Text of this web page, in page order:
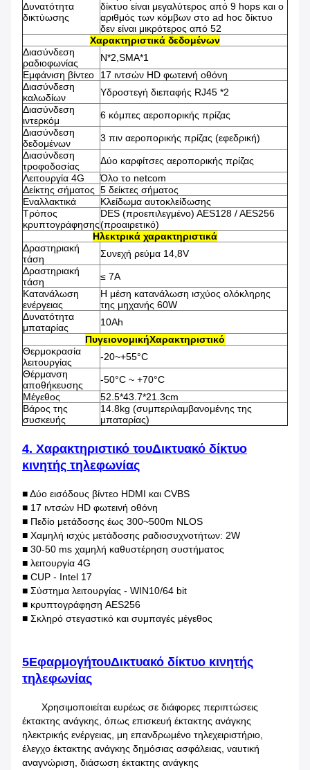
Δυνατότητα
δικτύωσης
δίκτυο είναι μεγαλύτερος από 9 hops και ο
αριθμός των κόμβων στο ad hoc δίκτυο
δεν είναι μικρότερος από 52
Χαρακτηριστικά δεδομένων
Διασύνδεση
ραδιοφωνίας
N*2,SMA*1
Εμφάνιση βίντεο
17 ιντσών HD φωτεινή οθόνη
Διασύνδεση
καλωδίων
Υδροστεγή διεπαφής RJ45 *2
Διασύνδεση
ιντερκόμ
6 κόμπες αεροπορικής πρίζας
Διασύνδεση
δεδομένων
3 πιν αεροπορικής πρίζας (εφεδρική)
Διασύνδεση
τροφοδοσίας
Δύο καρφίτσες αεροπορικής πρίζας
Λειτουργία 4G
Όλο το netcom
Δείκτης σήματος 5 δείκτες σήματος
Εναλλακτικά
Κλείδωμα αυτοκλείδωσης
Τρόπος
κρυπτογράφησης
DES (προεπιλεγμένο) AES128 / AES256
(προαιρετικό)
Ηλεκτρικά χαρακτηριστικά
Δραστηριακή
τάση
Συνεχή ρεύμα 14,8V
Δραστηριακή
τάση
≤ 7A
Κατανάλωση
ενέργειας
Η μέση κατανάλωση ισχύος ολόκληρης
της μηχανής 60W
Δυνατότητα
μπαταρίας
10Ah
ΠυγειονομικήΧαρακτηριστικό
Θερμοκρασία
λειτουργίας
-20~+55°C
Θέρμανση
αποθήκευσης
-50°C ~ +70°C
Μέγεθος
52.5*43.7*21.3cm
Βάρος της
συσκευής
14.8kg (συμπεριλαμβανομένης της
μπαταρίας)
4. Χαρακτηριστικό τουΔικτυακό δίκτυο
κινητής τηλεφωνίας
■ Δύο εισόδους βίντεο HDMI και CVBS
■ 17 ιντσών HD φωτεινή οθόνη
■ Πεδίο μετάδοσης έως 300~500m NLOS
■ Χαμηλή ισχύς μετάδοσης ραδιοσυχνοτήτων: 2W
■ 30-50 ms χαμηλή καθυστέρηση συστήματος
■ λειτουργία 4G
■ CUP - Intel 17
■ Σύστημα λειτουργίας - WIN10/64 bit
■ κρυπτογράφηση AES256
■ Σκληρό στεγαστικό και συμπαγές μέγεθος
5ΕφαρμογήτουΔικτυακό δίκτυο κινητής
τηλεφωνίας
Χρησιμοποιείται ευρέως σε διάφορες περιπτώσεις
έκτακτης ανάγκης, όπως επισκευή έκτακτης ανάγκης
ηλεκτρικής ενέργειας, μη επανδρωμένο τηλεχειριστήριο,
έλεγχο έκτακτης ανάγκης δημόσιας ασφάλειας, ναυτική
αναγνώριση, διάσωση έκτακτης ανάγκης